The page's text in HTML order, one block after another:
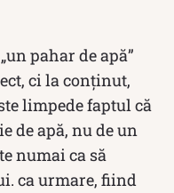
pahar de apă”
ci la conținut,
limpede faptul că
de apă, nu de un
numai ca să
ca urmare, fiind